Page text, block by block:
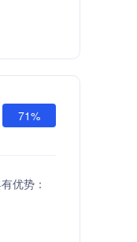
71%
优势：